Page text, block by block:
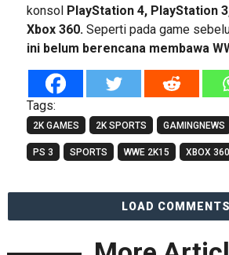
konsol PlayStation 4, PlayStation
Xbox 360.Seperti pada game
ini belum berencana membawa
Tags:
2K GAMES 2K SPORTS GAMINGNEWS
PS 3 SPORTS WWE 2K15 XBOX 360
LOAD COMMENTS